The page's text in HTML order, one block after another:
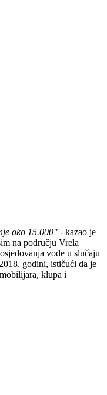
oko 15.000" - kazao je
na području Vrela
vode u slučaju
godini, ističući da je
klupa i